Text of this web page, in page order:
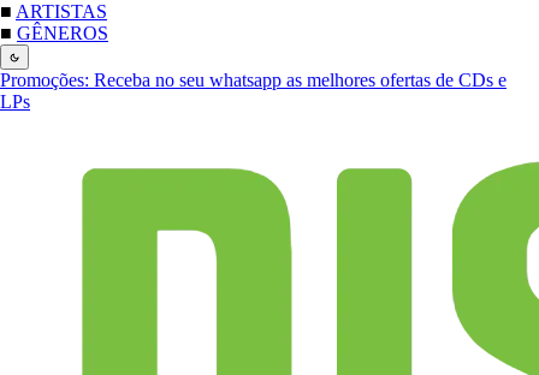
■ ARTISTAS
■ GÊNEROS
Promoções: Receba no seu whatsapp as melhores ofertas de CDs e
LPs